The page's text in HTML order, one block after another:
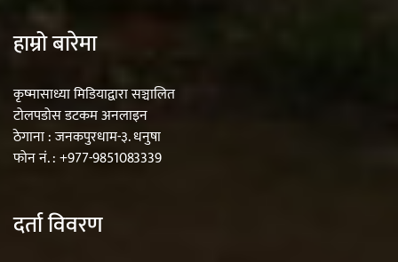
हाम्रो बारेमा
कृष्मासाध्या मिडियाद्वारा सञ्चालित
टोलपडोस डटकम अनलाइन
ठेगाना : जनकपुरधाम-३. धनुषा
फोन नं. : +977-9851083339
दर्ता विवरण